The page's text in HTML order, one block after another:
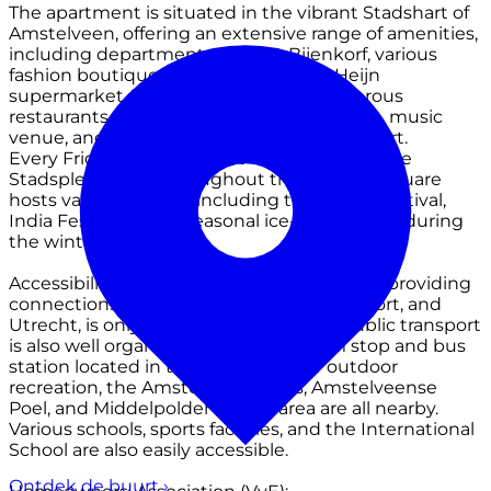
The apartment is situated in the vibrant Stadshart of
Amstelveen, offering an extensive range of amenities,
including department store De Bijenkorf, various
fashion boutiques, and a large Albert Heijn
supermarket. The area also boasts numerous
restaurants, cafés, a library, theatre, cinema, music
venue, and the Cobra Museum of Modern Art.
Every Friday, a local market takes place on the
Stadsplein, while throughout the year the square
hosts various events, including the Japan Festival,
India Festival, and a seasonal ice-skating rink during
the winter months.
Accessibility is excellent. The A9 motorway, providing
connections to Amsterdam, Schiphol Airport, and
Utrecht, is only a short distance away. Public transport
is also well organized, with both a tram stop and bus
station located in the Stadshart. For outdoor
recreation, the Amsterdamse Bos, Amstelveense
Poel, and Middelpolder nature area are all nearby.
Various schools, sports facilities, and the International
School are also easily accessible.
Ontdek de buurt›